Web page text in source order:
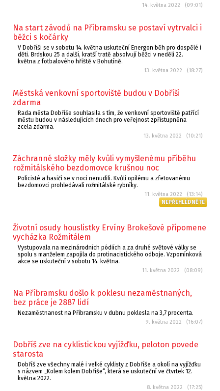
14. května 2022 (09:01)
Na start závodů na Příbramsku se postaví vytrvalci i
běžci s kočárky
V Dobříši se v sobotu 14. května uskuteční Energon běh pro dospělé i
děti. Brdskou 25 a další, kratší tratě absolvují běžci v neděli 22.
května z fotbalového hřiště v Bohutíně.
13. května 2022 (18:27)
Městská venkovní sportoviště budou v Dobříši
zdarma
Rada města Dobříše souhlasila s tím, že venkovní sportoviště patřící
městu budou v následujících dnech pro veřejnost zpřístupněna
zcela zdarma.
13. května 2022 (10:21)
Záchranné složky měly kvůli vymyšlenému příběhu
rožmitálského bezdomovce krušnou noc
Policisté a hasiči se v noci nenudili. Kvůli opilému a zfetovanému
bezdomovci prohledávali rožmitálské rybníky.
11. května 2022 (13:14)
NEPŘEHLÉDNĚTE
Životní osudy houslistky Ervíny Brokešové připomene
vycházka Rožmitálem
Vystupovala na mezinárodních pódiích a za druhé světové války se
spolu s manželem zapojila do protinacistického odboje. Vzpomínková
akce se uskuteční v sobotu 14. května.
11. května 2022 (08:09)
Na Příbramsku došlo k poklesu nezaměstnaných,
bez práce je 2887 lidí
Nezaměstnanost na Příbramsku v dubnu poklesla na 3,7 procenta.
9. května 2022 (16:07)
Dobříš zve na cyklistickou vyjížďku, peloton povede
starosta
Dobříš zve všechny malé i velké cyklisty z Dobříše a okolí na vyjížďku
s názvem „Kolem kolem Dobříše“, která se uskuteční ve čtvrtek 12.
května 2022.
8. května 2022 (17:25)